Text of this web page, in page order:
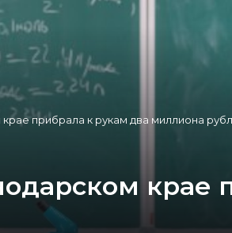
прибрала к рукам два миллиона
крае